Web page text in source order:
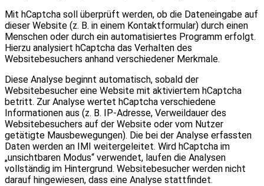
Mit hCaptcha soll überprüft werden, ob die Dateneingabe auf
dieser Website (z. B. in einem Kontaktformular) durch einen
Menschen oder durch ein automatisiertes Programm erfolgt.
Hierzu analysiert hCaptcha das Verhalten des
Websitebesuchers anhand verschiedener Merkmale.
Diese Analyse beginnt automatisch, sobald der
Websitebesucher eine Website mit aktiviertem hCaptcha
betritt. Zur Analyse wertet hCaptcha verschiedene
Informationen aus (z. B. IP-Adresse, Verweildauer des
Websitebesuchers auf der Website oder vom Nutzer
getätigte Mausbewegungen). Die bei der Analyse erfassten
Daten werden an IMI weitergeleitet. Wird hCaptcha im
„unsichtbaren Modus“ verwendet, laufen die Analysen
vollständig im Hintergrund. Websitebesucher werden nicht
darauf hingewiesen, dass eine Analyse stattfindet.